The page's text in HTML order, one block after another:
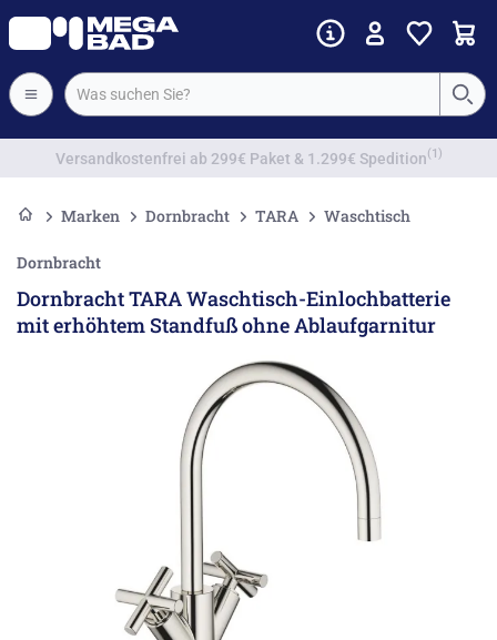
Vorkassenrabatt
Marken Dornbracht TARA Waschtisch
Dornbracht
Dornbracht TARA Waschtisch-Einlochbatterie
mit erhöhtem Standfuß ohne Ablaufgarnitur